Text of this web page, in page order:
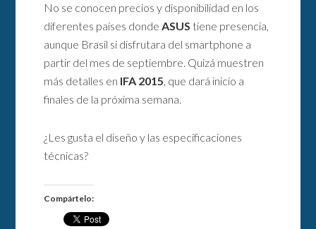
No se conocen precios y disponibilidad en los
diferentes países dondeASUS tiene presencia,
aunque Brasil si disfrutara del smartphone a
partir del mes de septiembre. Quizá muestren
más detalles en IFA 2015, que dará inicio a
finales de la próxima semana.
¿Les gusta el diseño y las especificaciones
técnicas?
Compártelo: